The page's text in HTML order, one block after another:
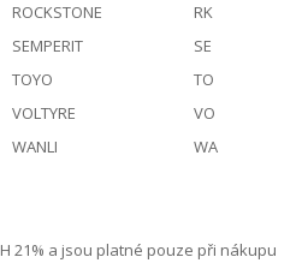
ROCKSTONE
RK
SEMPERIT
SE
TOYO
TO
VOLTYRE
VO
WANLI
WA
21% a jsou platné pouze při nákupu